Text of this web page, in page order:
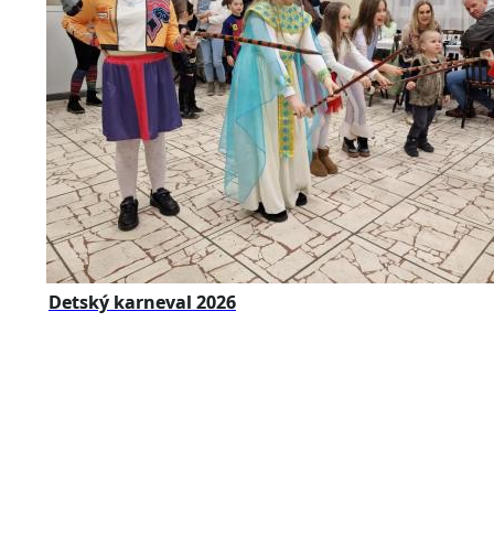
Detský karneval 2026